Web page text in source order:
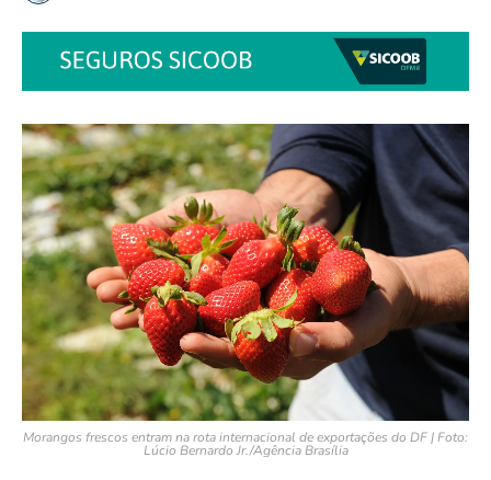
Morangos frescos entram na rota internacional de exportações do DF | Foto:
Lúcio Bernardo Jr./Agência Brasília